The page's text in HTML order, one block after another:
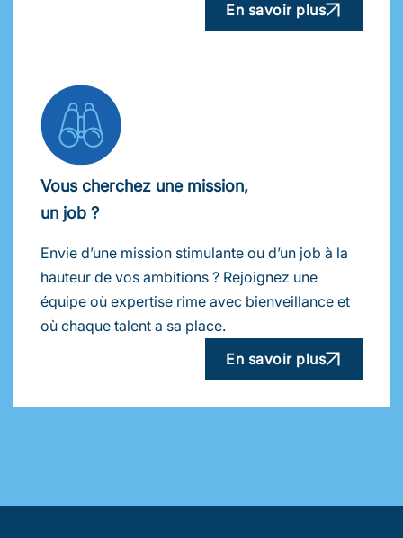
En savoir plus
Vous cherchez une mission,
un job ?
Envie d’une mission stimulante ou d’un job à la
hauteur de vos ambitions ? Rejoignez une
équipe où expertise rime avec bienveillance et
où chaque talent a sa place.
En savoir plus